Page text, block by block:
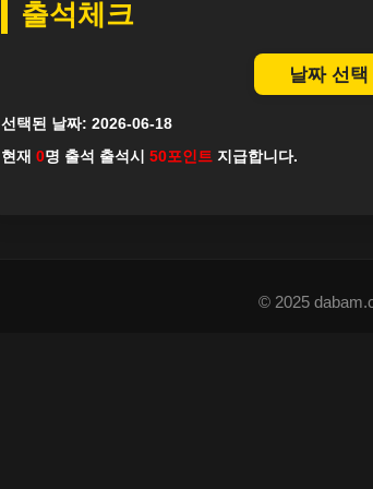
출석체크
날짜 선택
선택된 날짜: 2026-06-18
현재 0명 출석 출석시 50포인트 지급합니다.
© 2025